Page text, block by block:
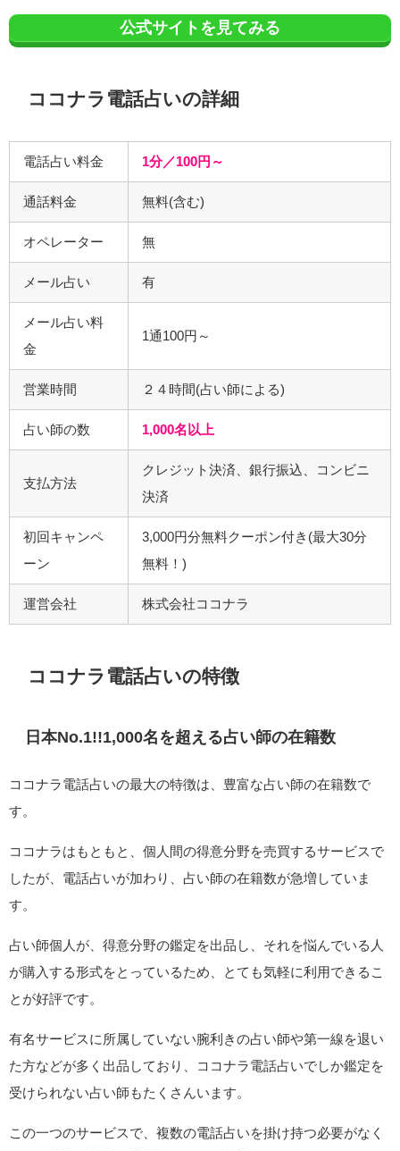
公式サイトを見てみる
ココナラ電話占いの詳細
電話占い料金 1分／100円～
通話料金 無料(含む)
オペレーター 無
メール占い 有
メール占い料
金
1通100円～
営業時間 ２４時間(占い師による)
占い師の数 1,000名以上
支払方法
クレジット決済、銀行振込、コンビニ
決済
初回キャンペ
ーン
3,000円分無料クーポン付き(最大30分
無料！)
運営会社 株式会社ココナラ
ココナラ電話占いの特徴
日本No.1!!1,000名を超える占い師の在籍数
ココナラ電話占いの最大の特徴は、豊富な占い師の在籍数で
す。
ココナラはもともと、個人間の得意分野を売買するサービスで
したが、電話占いが加わり、占い師の在籍数が急増していま
す。
占い師個人が、得意分野の鑑定を出品し、それを悩んでいる人
が購入する形式をとっているため、とても気軽に利用できるこ
とが好評です。
有名サービスに所属していない腕利きの占い師や第一線を退い
た方などが多く出品しており、ココナラ電話占いでしか鑑定を
受けられない占い師もたくさんいます。
この一つのサービスで、複数の電話占いを掛け持つ必要がなく